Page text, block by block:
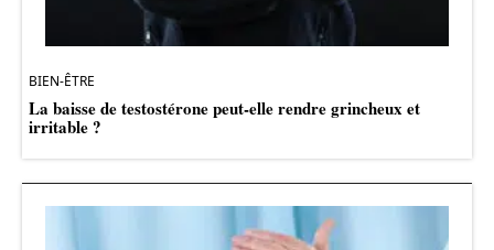
BIEN-ÊTRE
La baisse de testostérone peut-elle rendre grincheux et
irritable ?